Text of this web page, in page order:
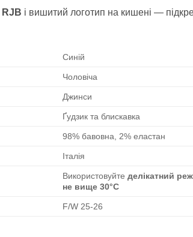
RJB і вишитий логотип на кишені —
Синій
Чоловіча
Джинси
Ґудзик та блискавка
98% бавовна, 2% еластан
Італія
Використовуйте делікатний
не вище 30°C
F/W 25-26